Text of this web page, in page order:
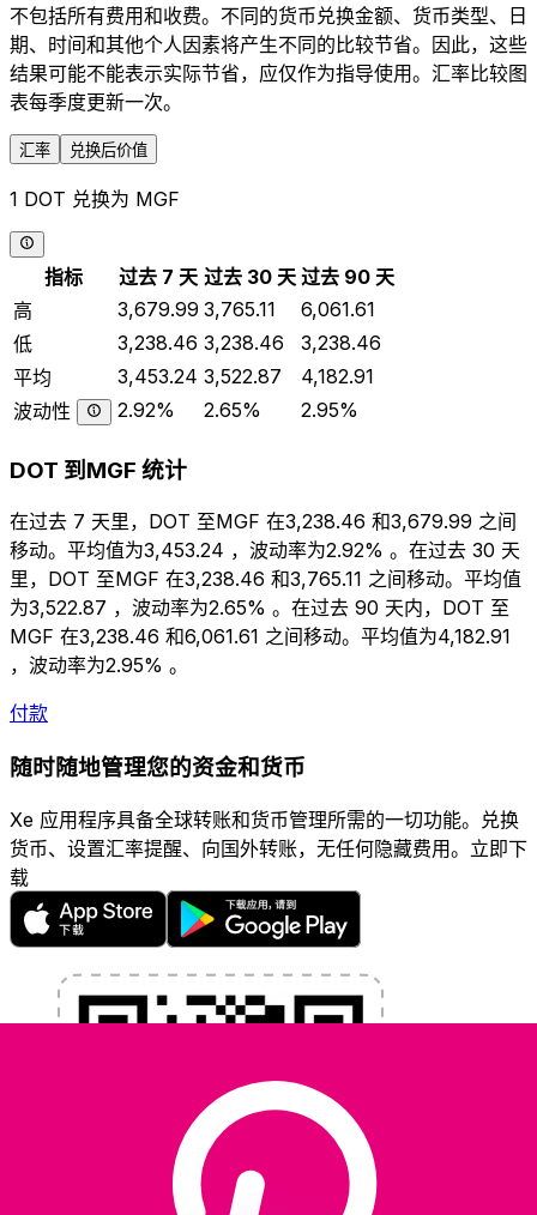
不包括所有费用和收费。不同的货币兑换金额、货币类型、日
期、时间和其他个人因素将产生不同的比较节省。因此，这些
结果可能不能表示实际节省，应仅作为指导使用。汇率比较图
表每季度更新一次。
汇率 兑换后价值
1 DOT 兑换为 MGF
指标 过去 7 天 过去 30 天 过去 90 天
高
3,679.99 3,765.11
6,061.61
低
3,238.46 3,238.46
3,238.46
平均
3,453.24 3,522.87
4,182.91
波动性
2.92% 2.65% 2.95%
DOT 到MGF 统计
在过去 7 天里，DOT 至MGF 在3,238.46 和3,679.99 之间
移动。平均值为3,453.24 ，波动率为2.92% 。在过去 30 天
里，DOT 至MGF 在3,238.46 和3,765.11 之间移动。平均值
为3,522.87 ，波动率为2.65% 。在过去 90 天内，DOT 至
MGF 在3,238.46 和6,061.61 之间移动。平均值为4,182.91
，波动率为2.95% 。
付款
随时随地管理您的资金和货币
Xe 应用程序具备全球转账和货币管理所需的一切功能。兑换
货币、设置汇率提醒、向国外转账，无任何隐藏费用。立即下
载